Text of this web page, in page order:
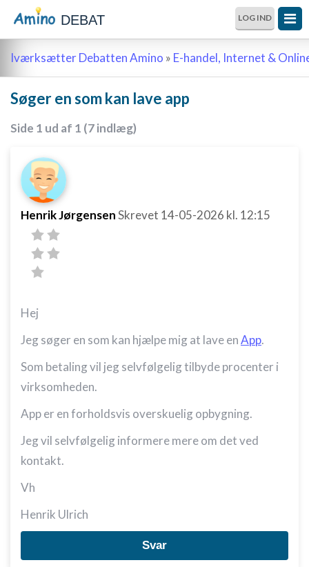
DEBAT LOG IND
Iværksætter Debatten Amino » E-handel, Internet &
Søger en som kan lave app
Side 1 ud af 1 (7 indlæg)
Henrik JørgensenSkrevet 14-05-2026 kl. 12:15
Hej
Jeg søger en som kan hjælpe mig at lave enApp.
Som betaling vil jeg selvfølgelig tilbyde procenter i
virksomheden.
App er en forholdsvis overskuelig opbygning.
Jeg vil selvfølgelig informere mere om det ved
kontakt.
Vh
Henrik Ulrich
Svar